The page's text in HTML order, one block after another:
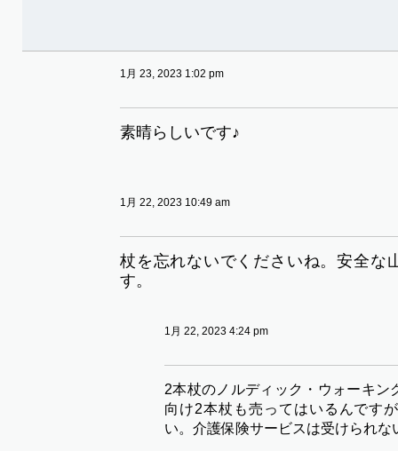
1月 23, 2023 1:02 pm
素晴らしいです♪
1月 22, 2023 10:49 am
杖を忘れないでくださいね。安全な
す。
1月 22, 2023 4:24 pm
2本杖のノルディック・ウォーキン
向け2本杖も売ってはいるんです
い。介護保険サービスは受けられな